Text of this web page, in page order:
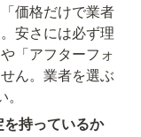
価格だけで業者
安さには必ず理
「アフターフォ
ん。業者を選ぶ
持っているか